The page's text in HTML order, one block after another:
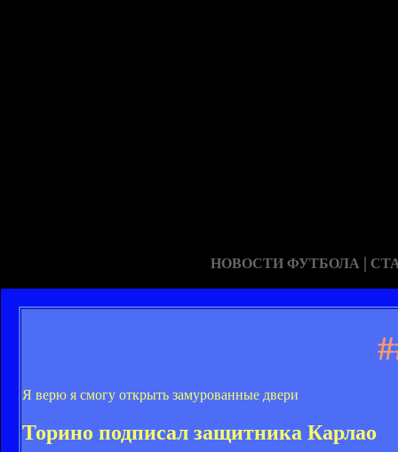
НОВОСТИ ФУТБОЛА |
Я верю я смогу открыть замурованные двери
Торино подписал защитника Карлао